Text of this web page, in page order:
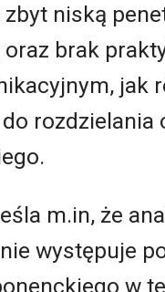
zbyt niską
oraz brak
jak
rozdzielania
m.in, że
występuje
w